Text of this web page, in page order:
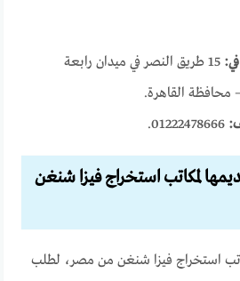
في:
15 طريق النصر في ميدان رابعة
محافظة القاهرة.
01222478666.
لمكاتب استخراج فيزا شنغن
استخراج فيزا شنغن من مصر، لطلب